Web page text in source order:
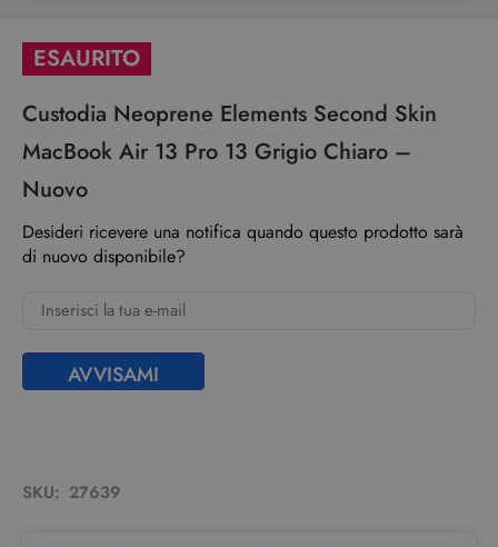
ESAURITO
Custodia Neoprene Elements Second Skin
MacBook Air 13 Pro 13 Grigio Chiaro –
Nuovo
Desideri ricevere una notifica quando questo prodotto sarà
di nuovo disponibile?
AVVISAMI
SKU: 27639